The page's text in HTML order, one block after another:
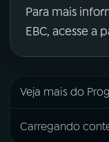
Para mais
EBC, acesse a
Veja mais do
Carregando